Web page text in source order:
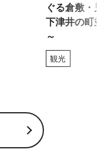
ぐる倉敷
下津井の町
～
観光